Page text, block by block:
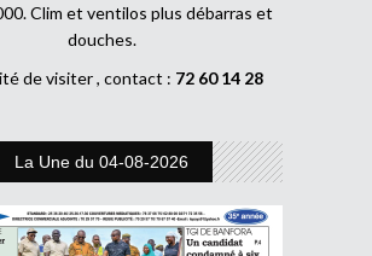
Clim et ventilos plus débarras et
douches.
de visiter , contact : 72 60 14 28
La Une du 04-08-2026